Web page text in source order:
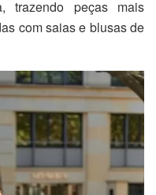
trazendo peças mais
com saias e blusas de